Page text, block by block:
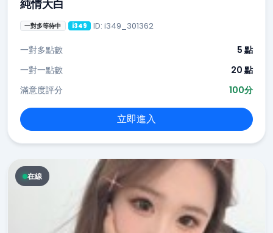
純情大白
一對多等待中 i349 ID: i349_301362
一對多點數
5 點
一對一點數
20 點
滿意度評分
100分
立即進入
在線